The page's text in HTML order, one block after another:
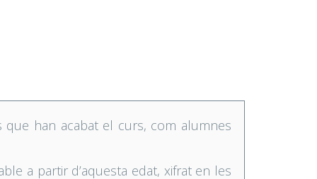
que han acabat el curs, com alumnes
a partir d’aquesta edat, xifrat en les